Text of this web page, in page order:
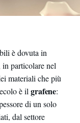
è dovuta in
particolare nel
materiali che più
è il grafene:
di un solo
dal settore